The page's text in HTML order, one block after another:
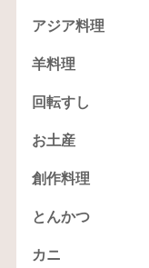
アジア料理
羊料理
回転すし
お土産
創作料理
とんかつ
カニ